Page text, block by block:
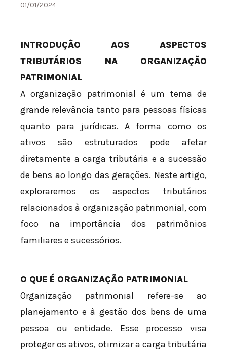
01/01/2024
INTRODUÇÃO AOS ASPECTOS
TRIBUTÁRIOS NA ORGANIZAÇÃO
PATRIMONIAL
A organização patrimonial é um tema de
grande relevância tanto para pessoas físicas
quanto para jurídicas. A forma como os
ativos são estruturados pode afetar
diretamente a carga tributária e a sucessão
de bens ao longo das gerações. Neste artigo,
exploraremos os aspectos tributários
relacionados à organização patrimonial, com
foco na importância dos patrimônios
familiares e sucessórios.
O QUE É ORGANIZAÇÃO PATRIMONIAL
Organização patrimonial refere-se ao
planejamento e à gestão dos bens de uma
pessoa ou entidade. Esse processo visa
proteger os ativos, otimizar a carga tributária